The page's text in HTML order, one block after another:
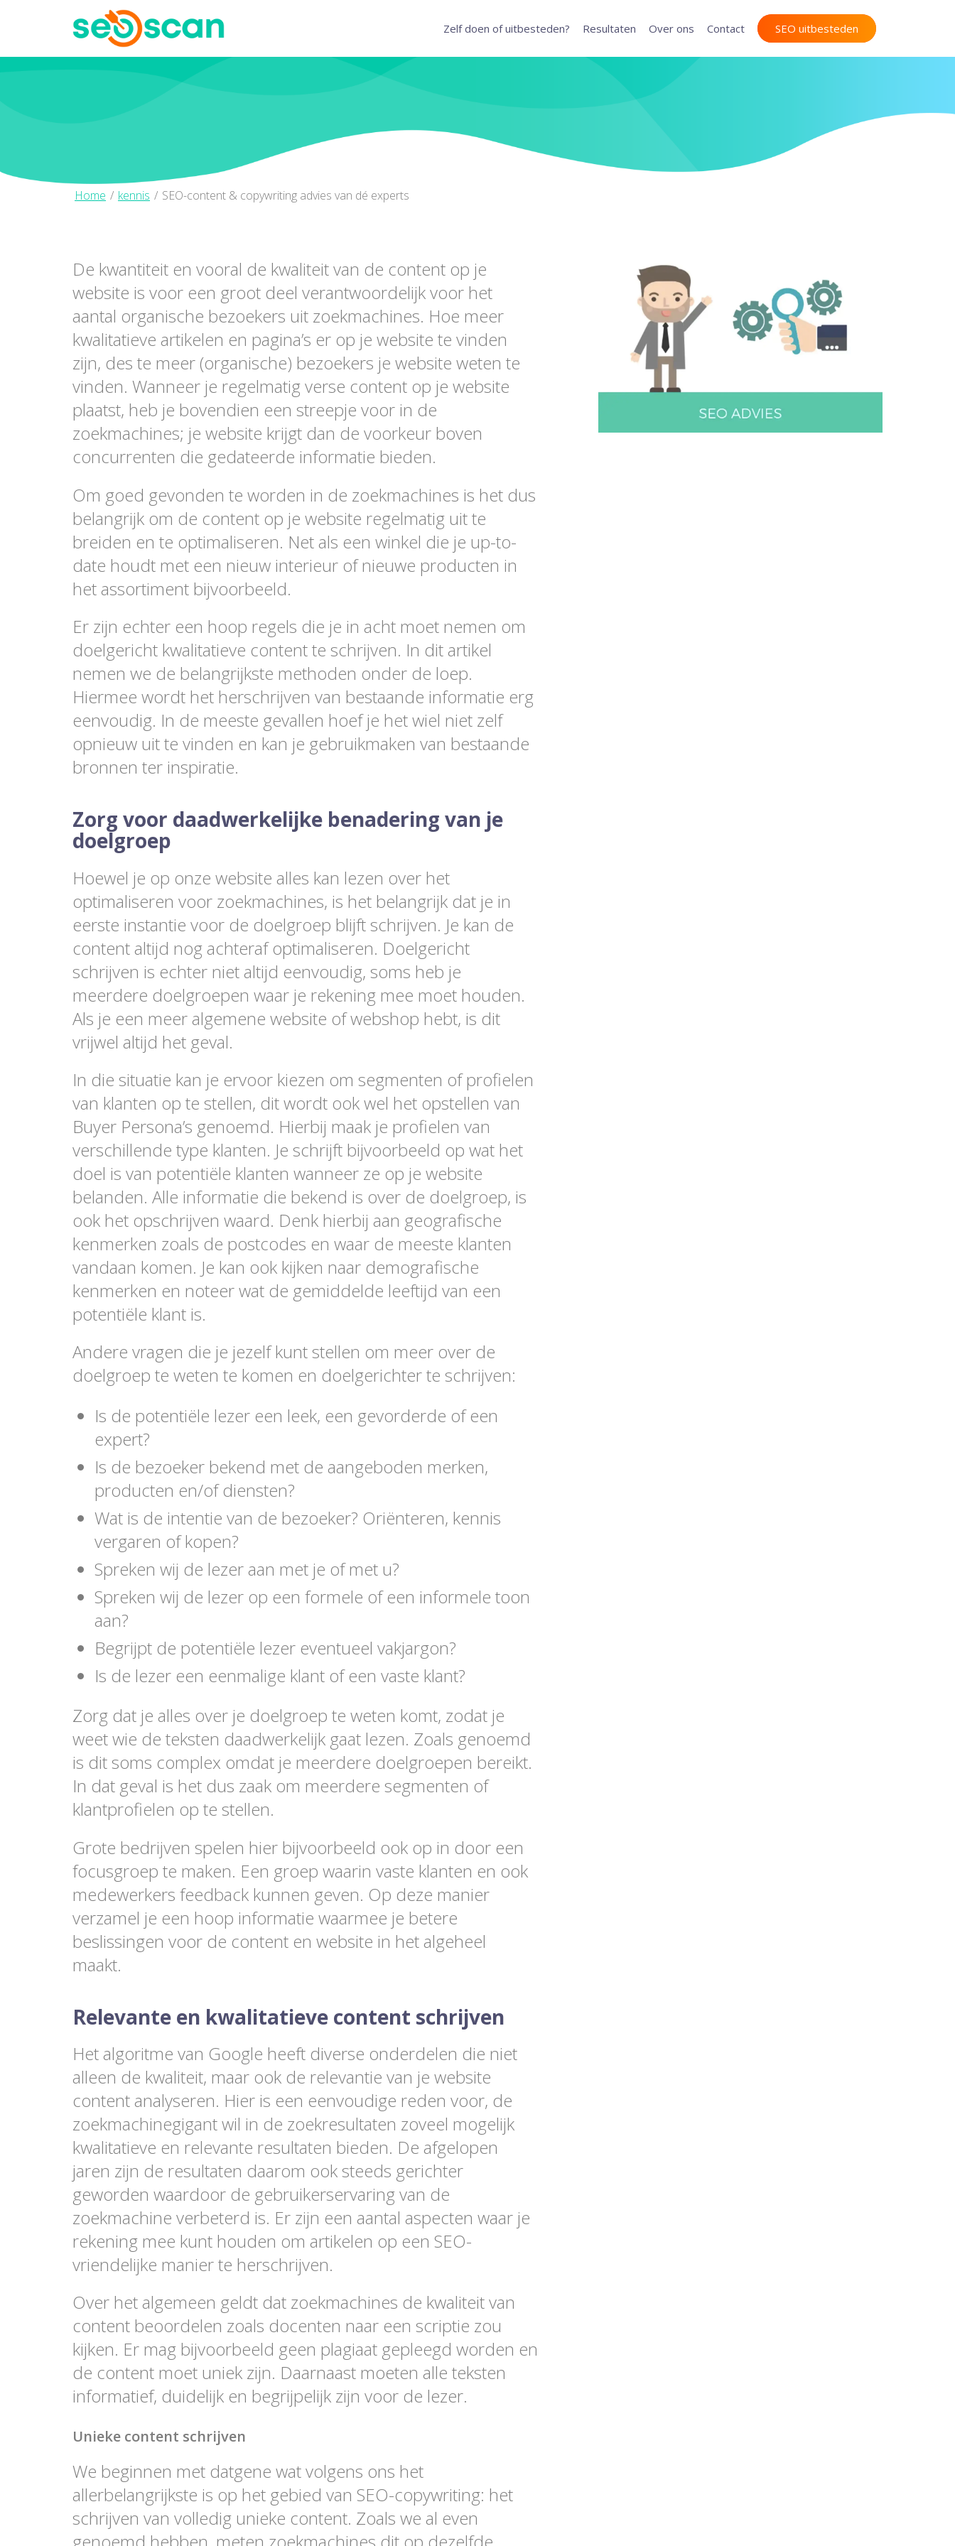
Zelf doen of uitbesteden? Resultaten Over ons Contact SEO uitbesteden
Home / kennis / SEO-content & copywriting advies van dé experts
De kwantiteit en vooral de kwaliteit van de content op je
website is voor een groot deel verantwoordelijk voor het
aantal organische bezoekers uit zoekmachines. Hoe meer
kwalitatieve artikelen en pagina’s er op je website te vinden
zijn, des te meer (organische) bezoekers je website weten te
vinden. Wanneer je regelmatig verse content op je website
plaatst, heb je bovendien een streepje voor in de
zoekmachines; je website krijgt dan de voorkeur boven
concurrenten die gedateerde informatie bieden.
Om goed gevonden te worden in de zoekmachines is het dus
belangrijk om de content op je website regelmatig uit te
breiden en te optimaliseren. Net als een winkel die je up-to-
date houdt met een nieuw interieur of nieuwe producten in
het assortiment bijvoorbeeld.
Er zijn echter een hoop regels die je in acht moet nemen om
doelgericht kwalitatieve content te schrijven. In dit artikel
nemen we de belangrijkste methoden onder de loep.
Hiermee wordt het herschrijven van bestaande informatie erg
eenvoudig. In de meeste gevallen hoef je het wiel niet zelf
opnieuw uit te vinden en kan je gebruikmaken van bestaande
bronnen ter inspiratie.
Zorg voor daadwerkelijke benadering van je
doelgroep
Hoewel je op onze website alles kan lezen over het
optimaliseren voor zoekmachines, is het belangrijk dat je in
eerste instantie voor de doelgroep blijft schrijven. Je kan de
content altijd nog achteraf optimaliseren. Doelgericht
schrijven is echter niet altijd eenvoudig, soms heb je
meerdere doelgroepen waar je rekening mee moet houden.
Als je een meer algemene website of webshop hebt, is dit
vrijwel altijd het geval.
In die situatie kan je ervoor kiezen om segmenten of profielen
van klanten op te stellen, dit wordt ook wel het opstellen van
Buyer Persona’s genoemd. Hierbij maak je profielen van
verschillende type klanten. Je schrijft bijvoorbeeld op wat het
doel is van potentiële klanten wanneer ze op je website
belanden. Alle informatie die bekend is over de doelgroep, is
ook het opschrijven waard. Denk hierbij aan geografische
kenmerken zoals de postcodes en waar de meeste klanten
vandaan komen. Je kan ook kijken naar demografische
kenmerken en noteer wat de gemiddelde leeftijd van een
potentiële klant is.
Andere vragen die je jezelf kunt stellen om meer over de
doelgroep te weten te komen en doelgerichter te schrijven:
Is de potentiële lezer een leek, een gevorderde of een
expert?
Is de bezoeker bekend met de aangeboden merken,
producten en/of diensten?
Wat is de intentie van de bezoeker? Oriënteren, kennis
vergaren of kopen?
Spreken wij de lezer aan met je of met u?
Spreken wij de lezer op een formele of een informele toon
aan?
Begrijpt de potentiële lezer eventueel vakjargon?
Is de lezer een eenmalige klant of een vaste klant?
Zorg dat je alles over je doelgroep te weten komt, zodat je
weet wie de teksten daadwerkelijk gaat lezen. Zoals genoemd
is dit soms complex omdat je meerdere doelgroepen bereikt.
In dat geval is het dus zaak om meerdere segmenten of
klantprofielen op te stellen.
Grote bedrijven spelen hier bijvoorbeeld ook op in door een
focusgroep te maken. Een groep waarin vaste klanten en ook
medewerkers feedback kunnen geven. Op deze manier
verzamel je een hoop informatie waarmee je betere
beslissingen voor de content en website in het algeheel
maakt.
Relevante en kwalitatieve content schrijven
Het algoritme van Google heeft diverse onderdelen die niet
alleen de kwaliteit, maar ook de relevantie van je website
content analyseren. Hier is een eenvoudige reden voor, de
zoekmachinegigant wil in de zoekresultaten zoveel mogelijk
kwalitatieve en relevante resultaten bieden. De afgelopen
jaren zijn de resultaten daarom ook steeds gerichter
geworden waardoor de gebruikerservaring van de
zoekmachine verbeterd is. Er zijn een aantal aspecten waar je
rekening mee kunt houden om artikelen op een SEO-
vriendelijke manier te herschrijven.
Over het algemeen geldt dat zoekmachines de kwaliteit van
content beoordelen zoals docenten naar een scriptie zou
kijken. Er mag bijvoorbeeld geen plagiaat gepleegd worden en
de content moet uniek zijn. Daarnaast moeten alle teksten
informatief, duidelijk en begrijpelijk zijn voor de lezer.
Unieke content schrijven
We beginnen met datgene wat volgens ons het
allerbelangrijkste is op het gebied van SEO-copywriting: het
schrijven van volledig unieke content. Zoals we al even
genoemd hebben, meten zoekmachines dit op dezelfde